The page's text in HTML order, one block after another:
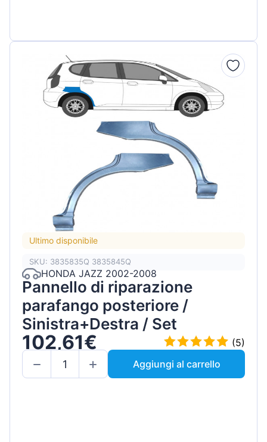
Ultimo disponibile
SKU: 3835835Q 3835845Q
HONDA JAZZ 2002-2008
Pannello di riparazione
parafango posteriore /
Sinistra+Destra / Set
102,61€
(5)
Aggiungi al carrello